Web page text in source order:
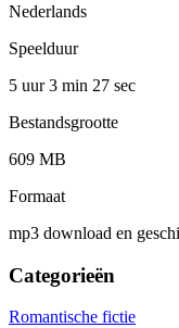
Nederlands
Speelduur
5 uur 3 min 27 sec
Bestandsgrootte
609 MB
Formaat
mp3 download en
Categorieën
Romantische fictie